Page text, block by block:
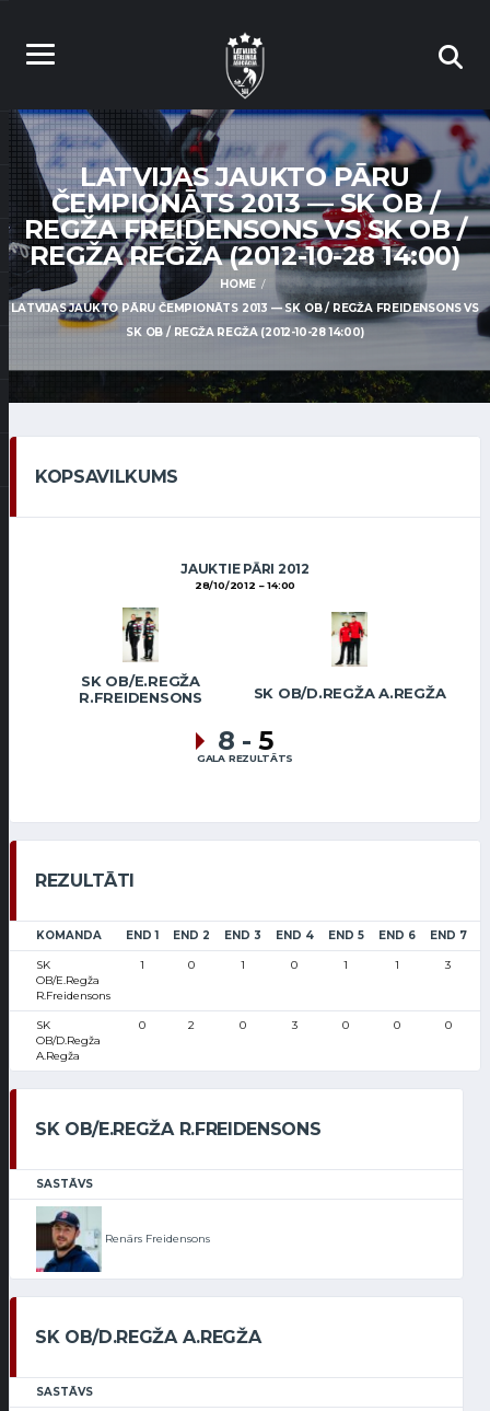
LATVIJAS JAUKTO PĀRU
ČEMPIONĀTS 2013 — SK OB /
REGŽA FREIDENSONS VS SK OB /
REGŽA REGŽA (2012-10-28 14:00)
HOME
LATVIJAS JAUKTO PĀRU ČEMPIONĀTS 2013 — SK OB / REGŽA FREIDENSONS VS
SK OB / REGŽA REGŽA (2012-10-28 14:00)
KOPSAVILKUMS
JAUKTIE PĀRI 2012
28/10/2012 14:00
SK OB/E.REGŽA
R.FREIDENSONS
SK OB/D.REGŽA A.REGŽA
8 - 5
GALA REZULTĀTS
REZULTĀTI
KOMANDA END 1 END 2 END 3 END 4 END 5 END 6 END 7
SK
OB/E.Regža
R.Freidensons
1 0 1 0 1 1 3
SK
OB/D.Regža
A.Regža
0 2 0 3 0 0 0
SK OB/E.REGŽA R.FREIDENSONS
SASTĀVS
Renārs Freidensons
SK OB/D.REGŽA A.REGŽA
SASTĀVS